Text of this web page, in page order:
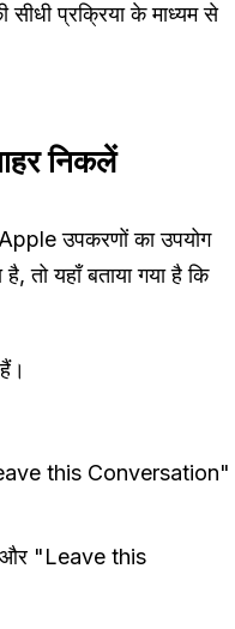
प्रक्रिया के माध्यम से
निकलें
उपकरणों का उपयोग
तो यहाँ बताया गया है कि
this Conversation"
और "Leave this